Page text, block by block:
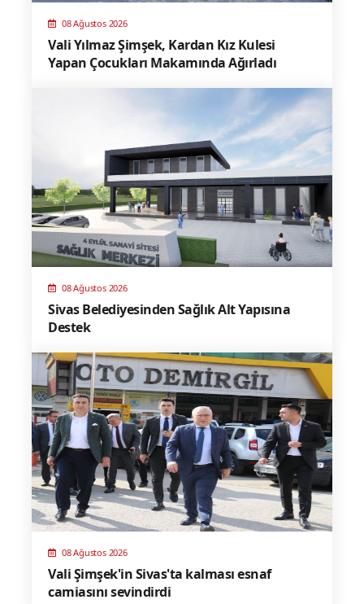
08 Ağustos 2026
Vali Yılmaz Şimşek, Kardan Kız Kulesi
Yapan Çocukları Makamında Ağırladı
08 Ağustos 2026
Sivas Belediyesinden Sağlık Alt Yapısına
Destek
08 Ağustos 2026
Vali Şimşek'in Sivas'ta kalması esnaf
camiasını sevindirdi